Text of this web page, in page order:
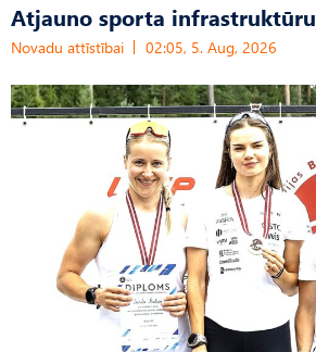
Atjauno sporta infrastruktūru
Novadu attīstībai 02:05, 5. Aug, 2026